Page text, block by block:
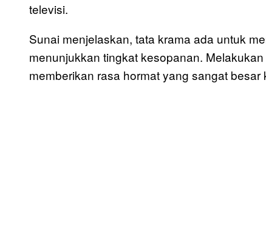
televisi.
Sunai menjelaskan, tata krama ada untuk
menunjukkan tingkat kesopanan.
memberikan rasa hormat yang sangat besar